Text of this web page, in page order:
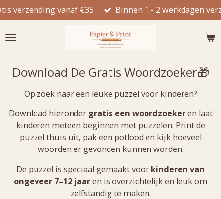
Ga
direct
naar
verzending vanaf €35 Binnen 1 - 2 werkdagen
Download De Gratis Woordzoeker🎁
Op zoek naar een leuke puzzel voor kinderen?
Download hieronder gratis een woordzoekeren laat
kinderen meteen beginnen met puzzelen. Print de
puzzel thuis uit, pak een potlood en kijk hoeveel
woorden er gevonden kunnen worden.
De puzzel is speciaal gemaakt voor kinderen van
ongeveer 7–12 jaaren is overzichtelijk en leuk om
zelfstandig te maken.